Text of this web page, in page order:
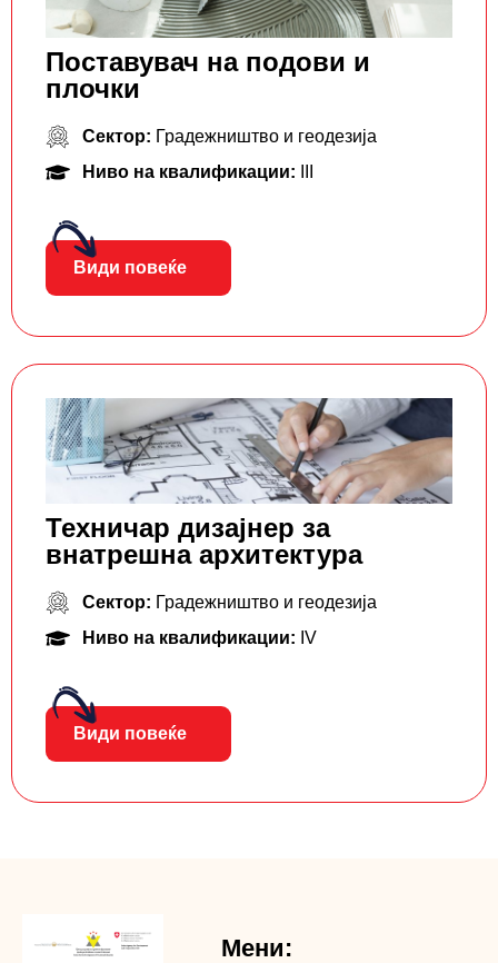
Поставувач на подови и
плочки
Сектор: Градежништво и геодезија
Ниво на квалификации:
Види повеќе
Техничар дизајнер за
внатрешна архитектура
Сектор: Градежништво и геодезија
Ниво на квалификации: IV
Види повеќе
Мени: